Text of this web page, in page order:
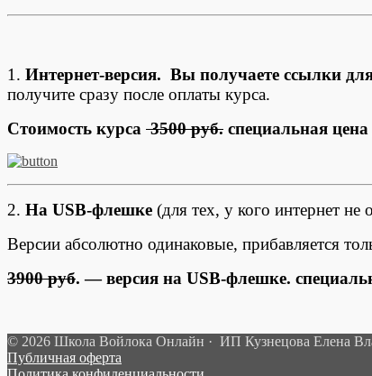
1. Интернет-версия. Вы получаете ссылки
получите сразу после оплаты курса.
Стоимость курса 3500 руб. специальная
2. На USB-флешке (для тех, у кого интернет не
Версии абсолютно одинаковые, прибавляется
3900 руб. — версия на USB-флешке.
© 2026 Школа Войлока Онлайн · ИП Кузнецова Елена
Публичная оферта